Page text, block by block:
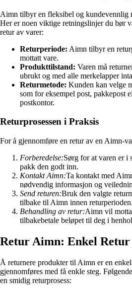
Aimn tilbyr en fleksibel og kundevennlig
Her er noen viktige retningslinjer du bør
retur av varer:
Returperiode: Aimn tilbyr en
mottatt vare.
Produkttilstand: Varen må
ubrukt og med alle merkelapper
Returmetode: Kunden kan velge
som for eksempel post, pakkepost
postkontor.
Returprosessen i Praksis
For å gjennomføre en retur av en Aimn-
Forberedelse:Sørg for at varen er i
pakk den godt inn.
Kontakt Aimn:Ta kontakt med
nødvendig informasjon og
Send returen:Bruk den valgte
tilbake til Aimn innen returperioden.
Behandling av retur:Aimn vil
tilbakebetale beløpet til deg i
Retur Aimn: Enkel
Å returnere produkter til Aimn er en enkel
gjennomføres med få enkle steg.
en smidig returprosess: